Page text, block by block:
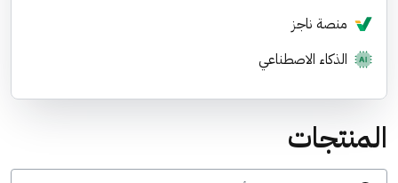
منصة ناجز
الذكاء الاصطناعي
المنتجات